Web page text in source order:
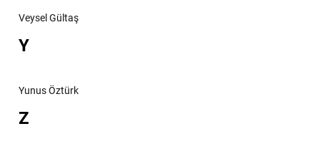
Veysel Gültaş
Y
Yunus Öztürk
Z